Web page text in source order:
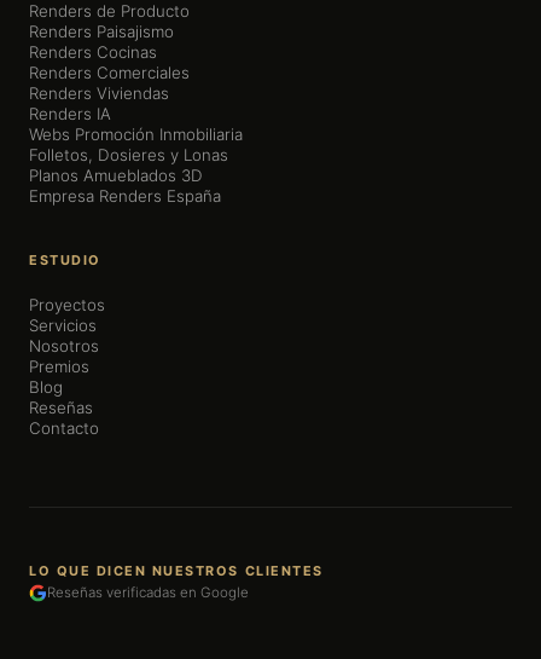
Renders de Producto
Renders Paisajismo
Renders Cocinas
Renders Comerciales
Renders Viviendas
Renders IA
Webs Promoción Inmobiliaria
Folletos, Dosieres y Lonas
Planos Amueblados 3D
Empresa Renders España
ESTUDIO
Proyectos
Servicios
Nosotros
Premios
Blog
Reseñas
Contacto
LO QUE DICEN NUESTROS CLIENTES
Reseñas verificadas en Google